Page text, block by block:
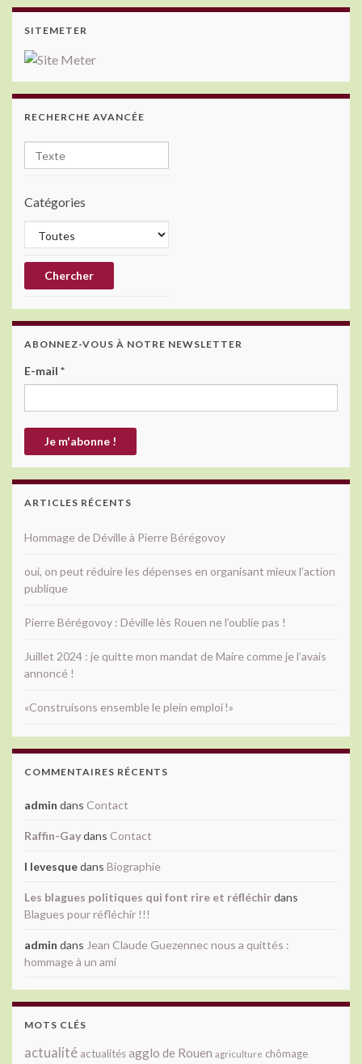
SITEMETER
RECHERCHE AVANCÉE
Catégories
ABONNEZ-VOUS À NOTRE NEWSLETTER
E-mail *
ARTICLES RÉCENTS
Hommage de Déville à Pierre Bérégovoy
oui, on peut réduire les dépenses en organisant mieux l’action
publique
Pierre Bérégovoy : Déville lès Rouen ne l’oublie pas !
Juillet 2024 : je quitte mon mandat de Maire comme je l’avais
annoncé !
«Construisons ensemble le plein emploi !»
COMMENTAIRES RÉCENTS
admin dans Contact
Raffin-Gaydans Contact
l levesquedans Biographie
Les blagues politiques qui font rire et réfléchirdans
Blagues pour réfléchir !!!
admin dans Jean Claude Guezennec nous a quittés :
hommage à un ami
MOTS CLÉS
actualité actualitésagglo de Rouen agriculture chômage